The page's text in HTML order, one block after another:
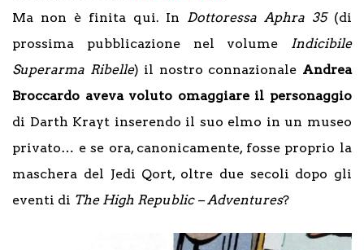
Ma non è finita qui. In Dottoressa Aphra 35(di
prossima pubblicazione nel volume Indicibile
Superarma Ribelle) il nostro connazionale Andrea
Broccardo aveva voluto omaggiare il personaggio
di Darth Krayt inserendo il suo elmo in un museo
privato… e se ora, canonicamente, fosse proprio la
maschera del Jedi Qort, oltre due secoli dopo gli
eventi di The High Republic – Adventures?